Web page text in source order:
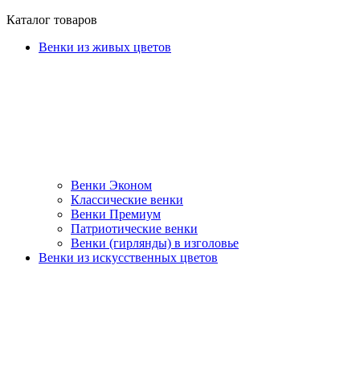
Каталог товаров
Венки из живых цветов
Венки Эконом
Классические венки
Венки Премиум
Патриотические венки
Венки (гирлянды) в изголовье
Венки из искусственных цветов